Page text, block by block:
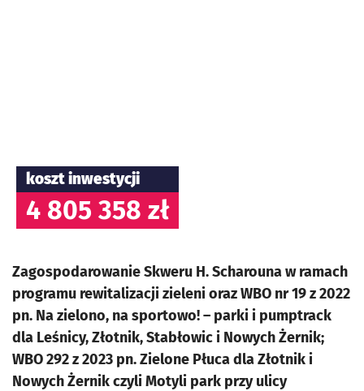
koszt inwestycji
4 805 358 zł
Zagospodarowanie Skweru H. Scharouna w ramach
programu rewitalizacji zieleni oraz WBO nr 19 z 2022
pn. Na zielono, na sportowo! – parki i pumptrack
dla Leśnicy, Złotnik, Stabłowic i Nowych Żernik;
WBO 292 z 2023 pn. Zielone Płuca dla Złotnik i
Nowych Żernik czyli Motyli park przy ulicy